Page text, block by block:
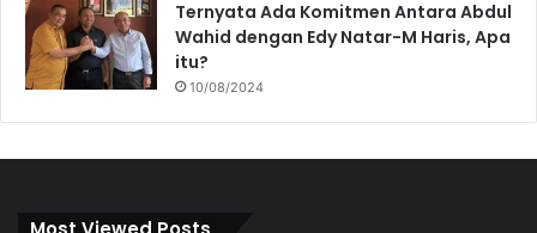
Ternyata Ada Komitmen Antara Abdul
Wahid dengan Edy Natar-M Haris, Apa
itu?
10/08/2024